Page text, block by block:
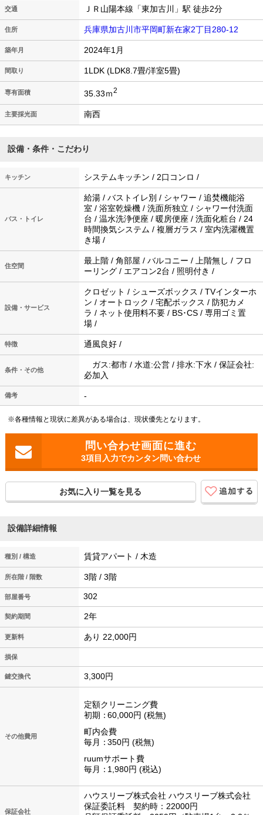
交通 ＪＲ山陽本線「東加古川」駅 徒歩2分
住所 兵庫県加古川市平岡町新在家2丁目280-12
築年月 2024年1月
間取り 1LDK (LDK8.7畳/洋室5畳)
専有面積 35.33ｍ2
主要採光面 南西
設備・条件・こだわり
キッチン システムキッチン / 2口コンロ /
バス・トイレ
給湯 / バストイレ別 / シャワー / 追焚機能浴
室 / 浴室乾燥機 / 洗面所独立 / シャワー付洗面
台 / 温水洗浄便座 / 暖房便座 / 洗面化粧台 / 24
時間換気システム / 複層ガラス / 室内洗濯機置
き場 /
住空間
最上階 / 角部屋 / バルコニー / 上階無し / フロ
ーリング / エアコン2台 / 照明付き /
設備・サービス
クロゼット / シューズボックス / TVインターホ
ン / オートロック / 宅配ボックス / 防犯カメ
ラ / ネット使用料不要 / BS･CS / 専用ゴミ置
場 /
特徴 通風良好 /
条件・その他
ガス:都市 / 水道:公営 / 排水:下水 / 保証会社:
必加入
備考 -
※各種情報と現状に差異がある場合は、現状優先となります。
3項目入力でカンタン問い合わせ
お気に入り一覧を見る
設備詳細情報
種別 / 構造 賃貸アパート / 木造
所在階 / 階数 3階 / 3階
302
契約期間 2年
更新料 あり 22,000円
損保
鍵交換代 3,300円
その他費用
定額クリーニング費
初期
60,000円
税無
町内会費
毎月
350円
税無
ruumサポート費
毎月
1,980円 税込
保証会社
ハウスリーブ株式会社 ハウスリーブ株式会社
保証委託料 契約時：22000円